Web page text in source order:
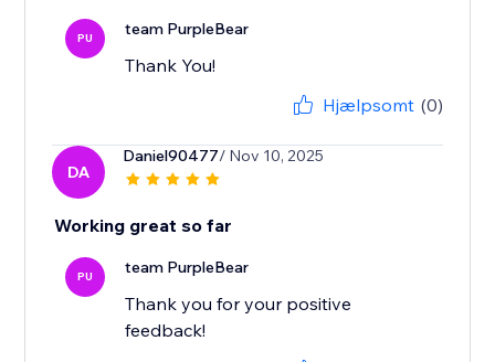
PU team PurpleBear
Thank You!
Hjælpsomt (0)
DA
Daniel90477/ Nov 10, 2025
Working great so far
PU team PurpleBear
Thank you for your positive
feedback!